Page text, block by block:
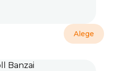
Alege